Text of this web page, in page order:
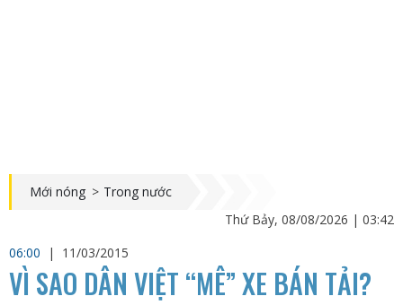
Mới nóng > Trong nước
Thứ Bảy, 08/08/2026 | 03:42
06:00
| 11/03/2015
VÌ SAO DÂN VIỆT “MÊ” XE BÁN TẢI?